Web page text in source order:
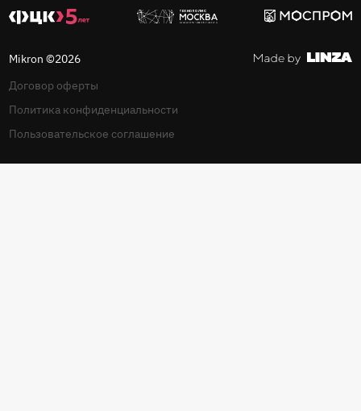
Mikron ©2026
Договор оферты
Политика конфиденциальности
Пользовательское соглашение